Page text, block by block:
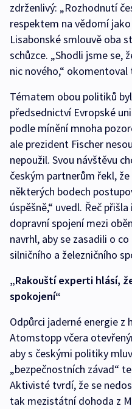
zdrženlivý: „Rozhodnutí
respektem na vědomí
Lisabonské smlouvě oba
schůzce. „Shodli jsme se,
nic nového,“ okomentoval
Tématem obou politiků
předsednictví Evropské
podle mínění mnoha
ale prezident Fischer
nepoužil. Svou návštěvu
českým partnerům řekl,
některých bodech
úspěšně,“ uvedl. Řeč
dopravní spojení mezi
navrhl, aby se zasadili o
silničního a železničního
„Rakouští experti hlásí,
spokojení“
Odpůrci jaderné energie z
Atomstopp včera
aby s českými politiky
„bezpečnostních závad“
Aktivisté tvrdí, že se
tak mezistátní dohoda z